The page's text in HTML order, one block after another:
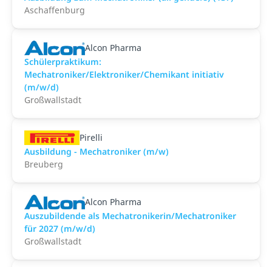
Aschaffenburg
Alcon Pharma
Schülerpraktikum:
Mechatroniker/Elektroniker/Chemikant initiativ
(m/w/d)
Großwallstadt
Pirelli
Ausbildung - Mechatroniker (m/w)
Breuberg
Alcon Pharma
Auszubildende als Mechatronikerin/Mechatroniker
für 2027 (m/w/d)
Großwallstadt